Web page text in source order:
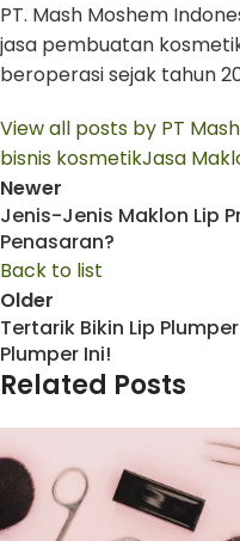
PT. Mash Moshem
jasa pembuatan
beroperasi sejak tahun
View all posts by PT
bisnis kosmetikJasa
Newer
Jenis-Jenis Maklon Lip
Penasaran?
Back to list
Older
Tertarik Bikin Lip
Plumper Ini!
Related Posts